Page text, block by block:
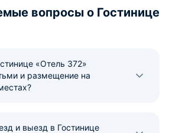
вопросы о Гостинице
«Отель 372»
и размещение на
и выезд в Гостинице